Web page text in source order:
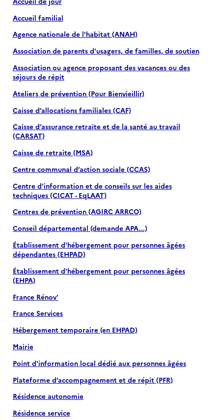
Accueil familial
Agence nationale de l'habitat (ANAH)
Association de parents d'usagers, de familles, de soutien
Association ou agence proposant des vacances ou des
séjours de répit
Ateliers de prévention (Pour Bienvieillir)
Caisse d’allocations familiales (CAF)
Caisse d’assurance retraite et de la santé au travail
(CARSAT)
Caisse de retraite (MSA)
Centre communal d’action sociale (CCAS)
Centre d'information et de conseils sur les aides
techniques (CICAT - EqLAAT)
Centres de prévention (AGIRC ARRCO)
Conseil départemental (demande APA...)
Établissement d'hébergement pour personnes âgées
dépendantes (EHPAD)
Établissement d'hébergement pour personnes âgées
(EHPA)
France Rénov'
France Services
Hébergement temporaire (en EHPAD)
Mairie
Point d'information local dédié aux personnes âgées
Plateforme d’accompagnement et de répit (PFR)
Résidence autonomie
Résidence service